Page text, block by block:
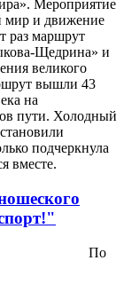
Мероприятие
мир и движение
раз маршрут
Щедрина» и
великого
вышли 43
на
пути. Холодный
подчеркнула
вместе.
По